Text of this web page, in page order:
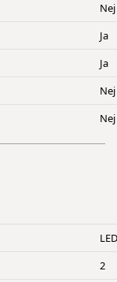
Nej
Ja
Ja
Nej
Nej
LED
2